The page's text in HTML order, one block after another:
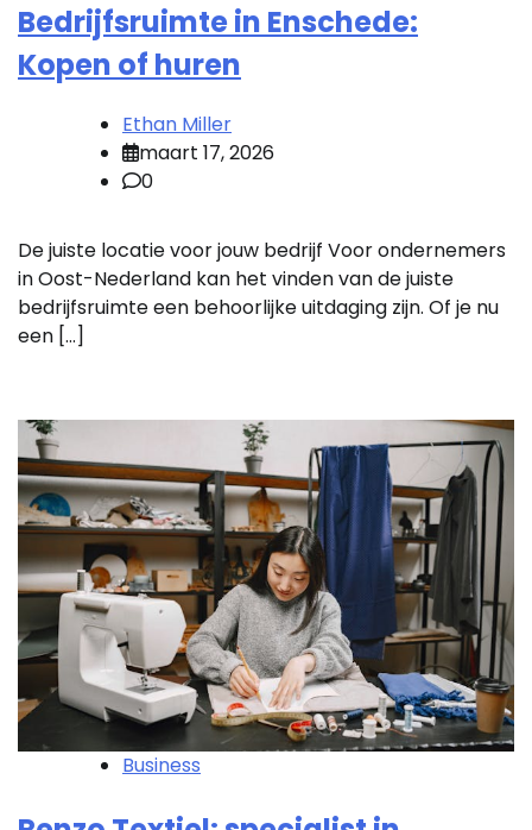
Bedrijfsruimte in Enschede:
Kopen of huren
Ethan Miller
maart 17, 2026
0
De juiste locatie voor jouw bedrijf Voor ondernemers
in Oost-Nederland kan het vinden van de juiste
bedrijfsruimte een behoorlijke uitdaging zijn. Of je nu
een […]
Business